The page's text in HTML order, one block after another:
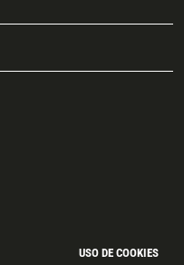
USO DE COOKIES